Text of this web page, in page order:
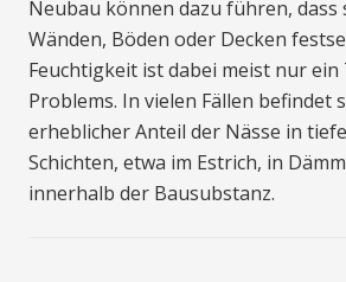
Neubau können dazu führen, dass
Wänden, Böden oder Decken
Feuchtigkeit ist dabei meist nur ein
Problems. In vielen Fällen befindet
erheblicher Anteil der Nässe in
Schichten, etwa im Estrich, in
innerhalb der Bausubstanz.